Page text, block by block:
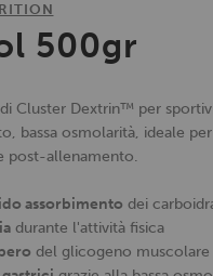
500gr
Cluster Dextrin™ per
bassa osmolarità, ideale
post-allenamento.
assorbimento dei
durante l'attività fisica
del glicogeno muscolare